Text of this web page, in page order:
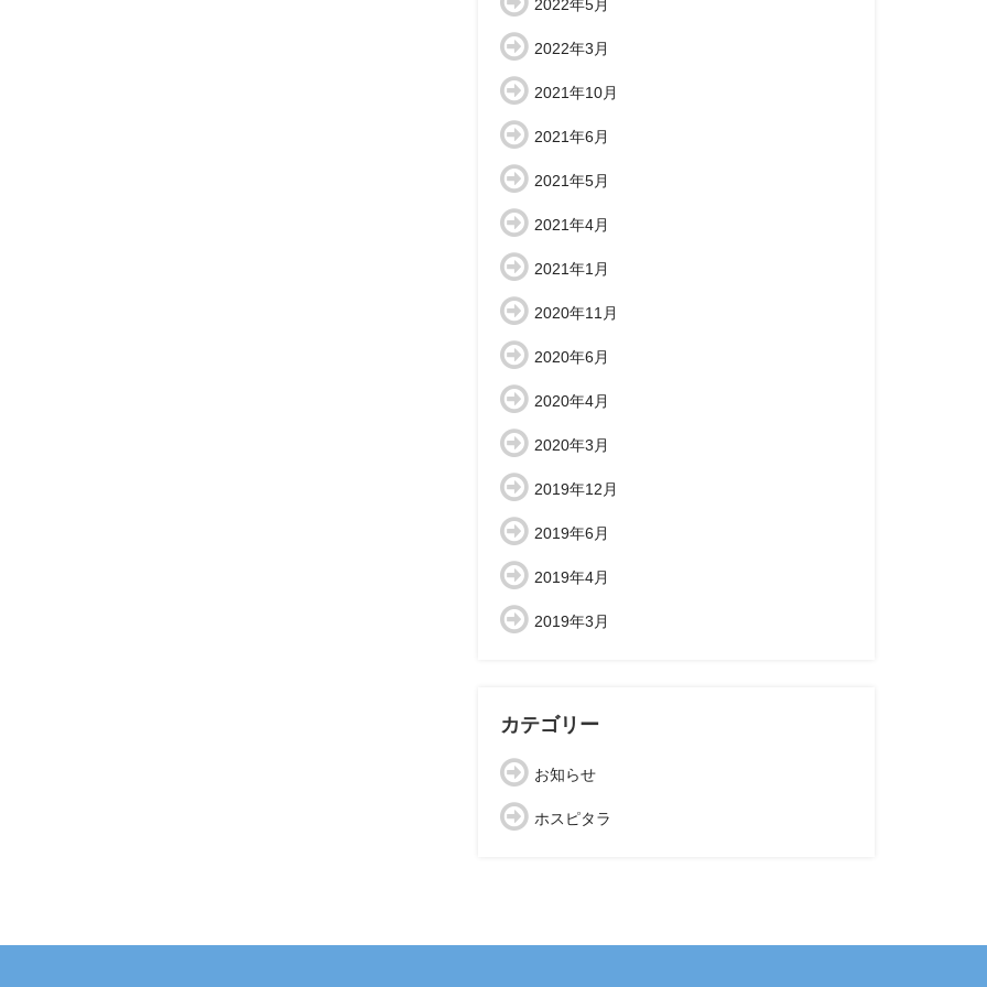
2022年5月
2022年3月
2021年10月
2021年6月
2021年5月
2021年4月
2021年1月
2020年11月
2020年6月
2020年4月
2020年3月
2019年12月
2019年6月
2019年4月
2019年3月
カテゴリー
お知らせ
ホスピタラ